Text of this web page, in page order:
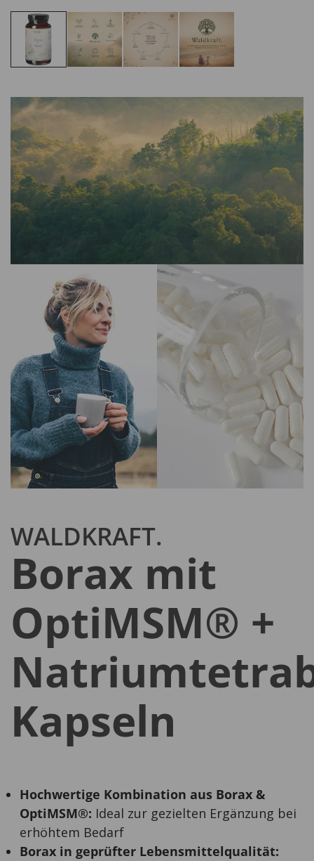
WALDKRAFT.
Borax mit
OptiMSM® +
Kapseln
Hochwertige Kombination aus Borax &
OptiMSM®: Ideal zur gezielten Ergänzung bei
erhöhtem Bedarf
Borax in geprüfter Lebensmittelqualität: